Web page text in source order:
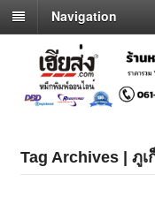
Navigation
Tag Archives | ภูเ